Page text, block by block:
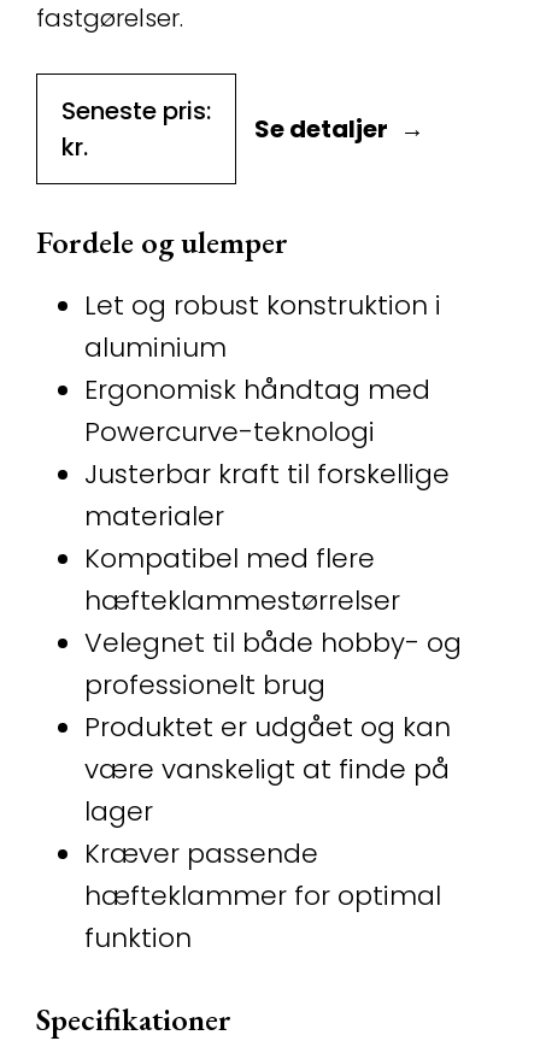
fastgørelser.
Fordele og ulemper
Let og robust konstruktion i
aluminium
Ergonomisk håndtag med
Powercurve-teknologi
Justerbar kraft til forskellige
materialer
Kompatibel med flere
hæfteklammestørrelser
Velegnet til både hobby- og
professionelt brug
Produktet er udgået og kan
være vanskeligt at finde på
lager
Kræver passende
hæfteklammer for optimal
funktion
Specifikationer
Seneste pris:
kr.
Se detaljer